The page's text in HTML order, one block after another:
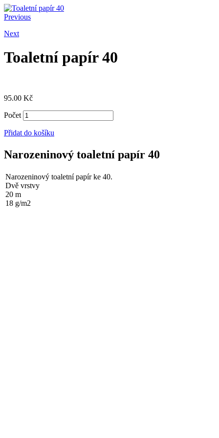
Previous
Next
Toaletní papír 40
95.00 Kč
Počet
Přidat do košíku
Narozeninový toaletní papír 40
Narozeninový toaletní papír ke 40.
Dvě vrstvy
20 m
18 g/m2